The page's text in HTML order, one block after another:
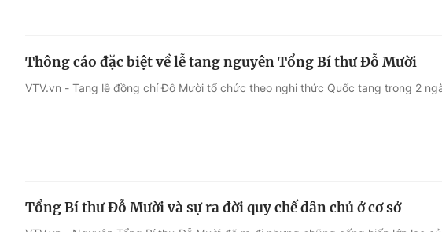
Thông cáo đặc biệt về lễ tang nguyên Tổng Bí thư Đỗ Mười
VTV.vn - Tang lễ đồng chí Đỗ Mười tổ chức theo nghi thức Quốc tang trong 2
Tổng Bí thư Đỗ Mười và sự ra đời quy chế dân chủ ở cơ sở